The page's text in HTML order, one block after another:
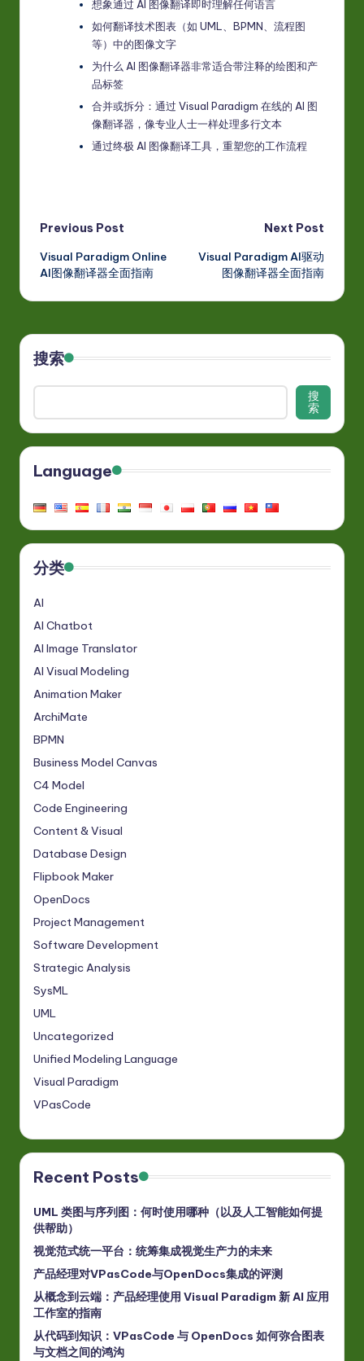
想象通过 AI 图像翻译即时理解任何语言
如何翻译技术图表（如 UML、BPMN、流程图
等）中的图像文字
为什么 AI 图像翻译器非常适合带注释的绘图和产
品标签
合并或拆分：通过 Visual Paradigm 在线的 AI 图
像翻译器，像专业人士一样处理多行文本
通过终极 AI 图像翻译工具，重塑您的工作流程
Post
navigation
Previous Post
Visual Paradigm Online
AI图像翻译器全面指南
Next Post
Visual Paradigm AI驱动
图像翻译器全面指南
搜索
搜
索
Language
分类
AI
AI Chatbot
AI Image Translator
AI Visual Modeling
Animation Maker
ArchiMate
BPMN
Business Model Canvas
C4 Model
Code Engineering
Content & Visual
Database Design
Flipbook Maker
OpenDocs
Project Management
Software Development
Strategic Analysis
SysML
UML
Uncategorized
Unified Modeling Language
Visual Paradigm
VPasCode
Recent Posts
UML 类图与序列图：何时使用哪种（以及人工智能如何提
供帮助）
视觉范式统一平台：统筹集成视觉生产力的未来
产品经理对VPasCode与OpenDocs集成的评测
从概念到云端：产品经理使用 Visual Paradigm 新 AI 应用
工作室的指南
从代码到知识：VPasCode 与 OpenDocs 如何弥合图表
与文档之间的鸿沟